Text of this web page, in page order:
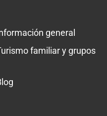
general
familiar y grupos